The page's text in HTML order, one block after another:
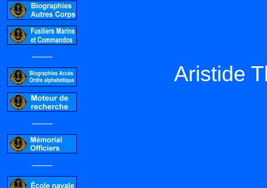
-------
-------
-------
Aristide